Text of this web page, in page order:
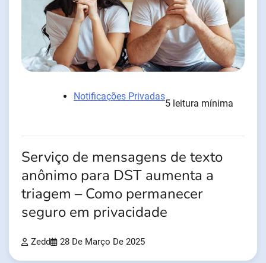
Notificações Privadas
5 leitura mínima
Serviço de mensagens de texto
anônimo para DST aumenta a
triagem – Como permanecer
seguro em privacidade
Zedd 28 De Março De 2025